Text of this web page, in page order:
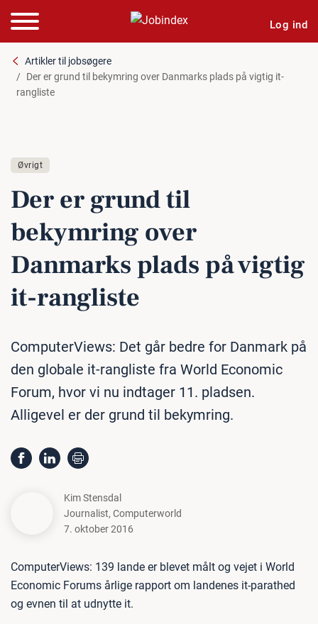
Log ind
Artikler til jobsøgere
Der er grund til bekymring over Danmarks plads på vigtig it-
rangliste
Øvrigt
Der er grund til
bekymring over
Danmarks plads på vigtig
it-rangliste
ComputerViews: Det går bedre for Danmark på
den globale it-rangliste fra World Economic
Forum, hvor vi nu indtager 11. pladsen.
Alligevel er der grund til bekymring.
Kim Stensdal
Journalist, Computerworld
7. oktober 2016
ComputerViews: 139 lande er blevet målt og vejet i World
Economic Forums årlige rapport om landenes it-parathed
og evnen til at udnytte it.